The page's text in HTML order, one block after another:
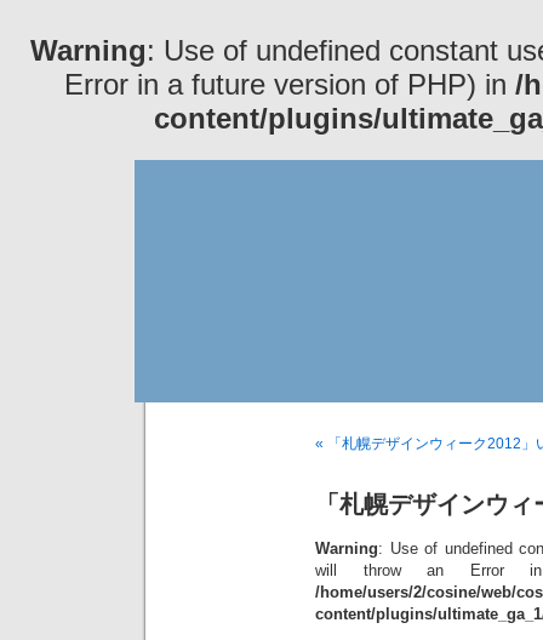
Warning: Use of undefined constant
Error in a future version of PHP) in /
content/plugins/
« 「札幌デザインウィーク2012」
「札幌デザインウ
Warning: Use of undefined
will throw an Error
/home/users/2/cosine/web/
content/plugins/